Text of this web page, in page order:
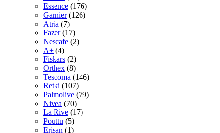
Essence (176)
Garnier (126)
Atria (7)
Fazer (17)
Nescafe (2)
A+ (4)
Fiskars (2)
Orthex (8)
Tescoma (146)
Retki (107)
Palmolive (79)
Nivea (70)
La Rive (17)
Pouttu (5)
Erisan (1)